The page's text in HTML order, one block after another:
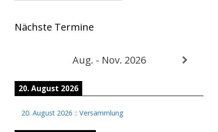
Nächste Termine
Aug. - Nov. 2026
20. August 2026
20. August 2026 :: Versammlung